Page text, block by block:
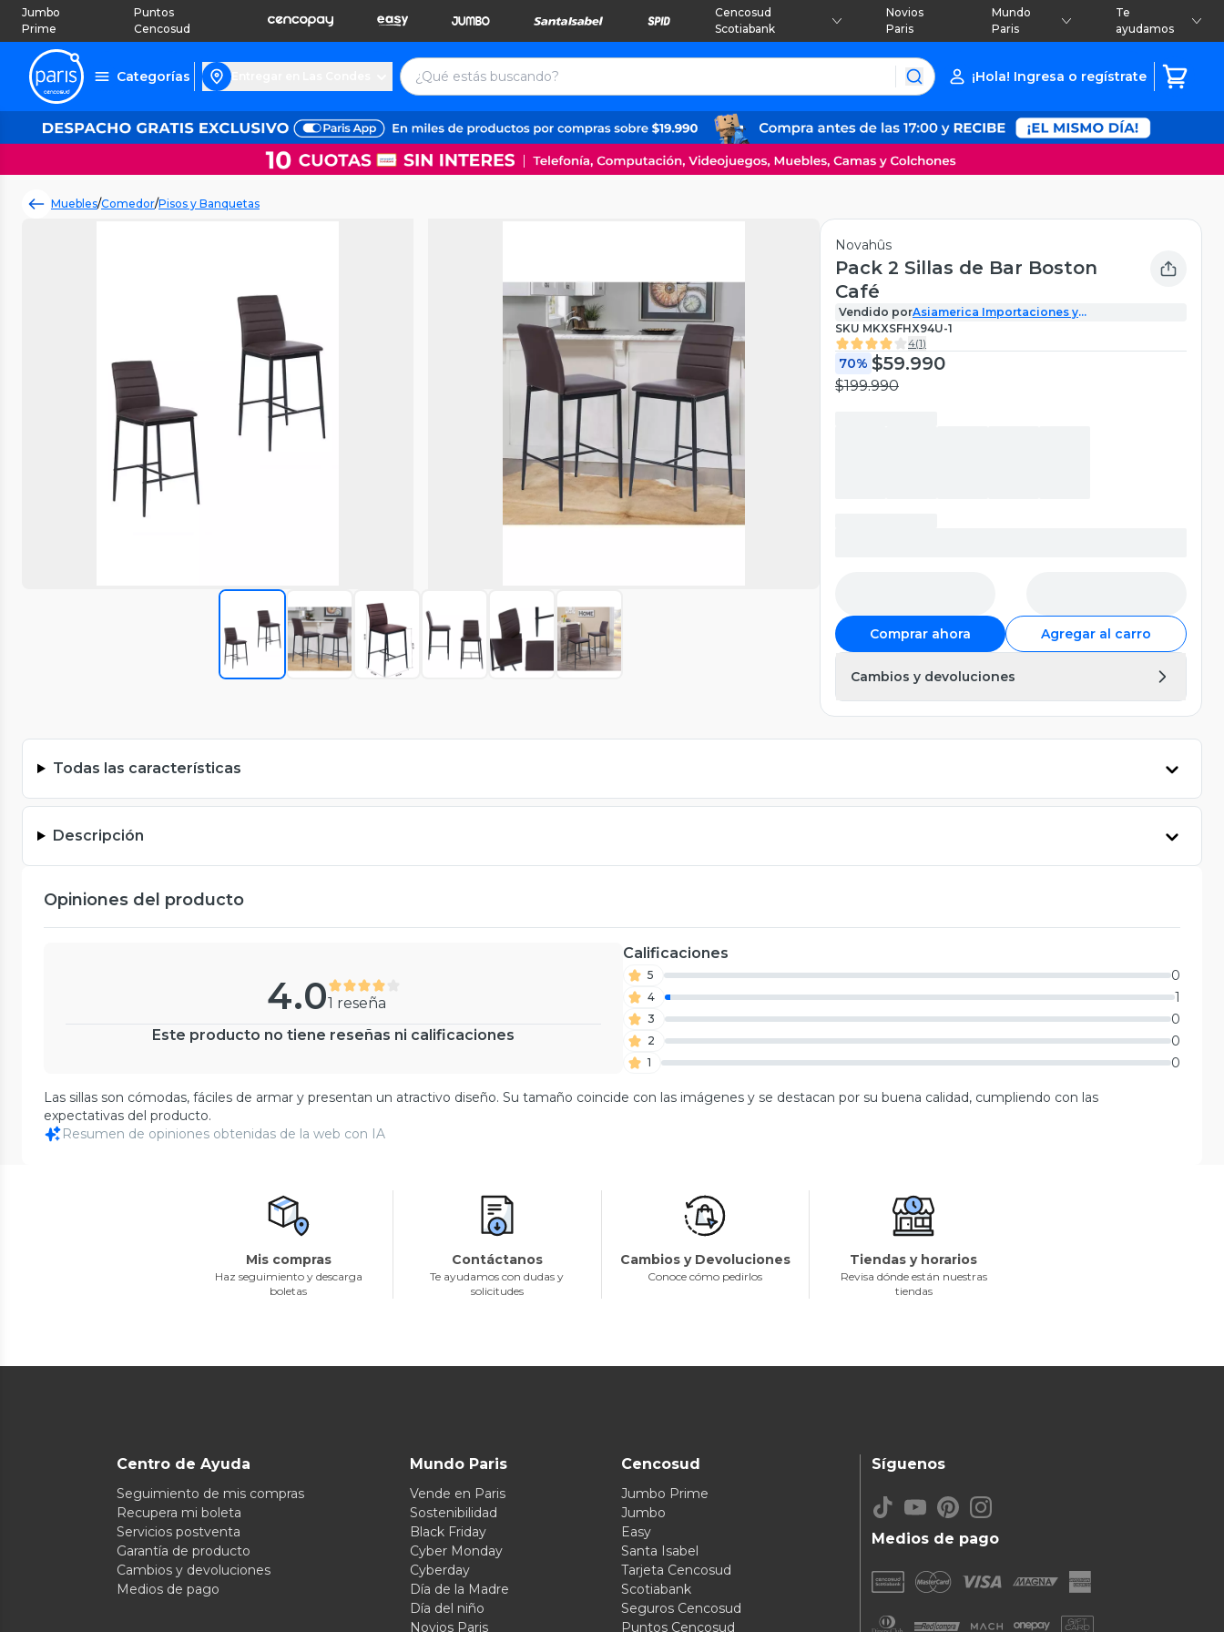
Jumbo
Prime
Puntos
Cencosud
Cencosud
Scotiabank
Novios
Paris
Mundo
Paris
Te
ayudamos
Categorías ¡Hola! Ingresa o regístrate
Muebles/Comedor/Pisos y Banquetas
Novahûs
Pack 2 Sillas de Bar Boston
Café
Vendido porAsiamerica Importaciones y
Comercializadora SPA
SKU MKXSFHX94U-1
4(1)
70% $59.990
$199.990
Comprar ahora Agregar al carro
Cambios y devoluciones
Todas las características
Descripción
Opiniones del producto
4.01 reseña
Este producto no tiene reseñas ni calificaciones
Calificaciones
5 0
4 1
3 0
2 0
1 0
Las sillas son cómodas, fáciles de armar y presentan un atractivo diseño. Su tamaño coincide con las imágenes y se destacan por su buena calidad, cumpliendo con las
expectativas del producto.
Resumen de opiniones obtenidas de la web con IA
Mis compras
Haz seguimiento y descarga
boletas
Contáctanos
Te ayudamos con dudas y
solicitudes
Cambios y Devoluciones
Conoce cómo pedirlos
Tiendas y horarios
Revisa dónde están nuestras
tiendas
Centro de Ayuda
Seguimiento de mis compras
Recupera mi boleta
Servicios postventa
Garantía de producto
Cambios y devoluciones
Medios de pago
Mundo Paris
Vende en Paris
Sostenibilidad
Black Friday
Cyber Monday
Cyberday
Día de la Madre
Día del niño
Novios Paris
Cencosud
Jumbo Prime
Jumbo
Easy
Santa Isabel
Tarjeta Cencosud
Scotiabank
Seguros Cencosud
Puntos Cencosud
Medios de pago
Síguenos